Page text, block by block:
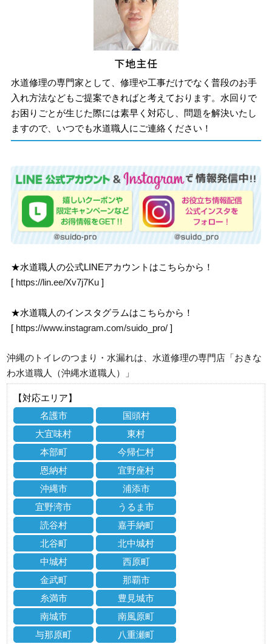
水道修理の専門家として、修理や工事だけでなく普段のお手
入れ方法などもご提案できればと考えております。水回りで
お困りごとが生じた際には素早く対応し、問題を解決いたし
ますので、いつでも水道職人にご連絡ください！
★水道職人の公式LINEアカウントはこちらから！
[ https://lin.ee/Xv7j7Ku ]
★水道職人のインスタグラムはこちらから！
[ https://www.instagram.com/suido_pro/ ]
沖縄のトイレのつまり・水漏れは、水道修理の専門店「おきな
わ水道職人（沖縄水道職人）」
【対応エリア】
名護市
国頭村
大宜味村
東村
本部町
今帰仁村
恩納村
宜野座村
沖縄市
浦添市
宜野湾市
うるま市
読谷村
嘉手納町
北谷町
北中城村
中城村
西原町
金武町
那覇市
糸満市
豊見城市
南城市
南風原町
与那原町
八重瀬町